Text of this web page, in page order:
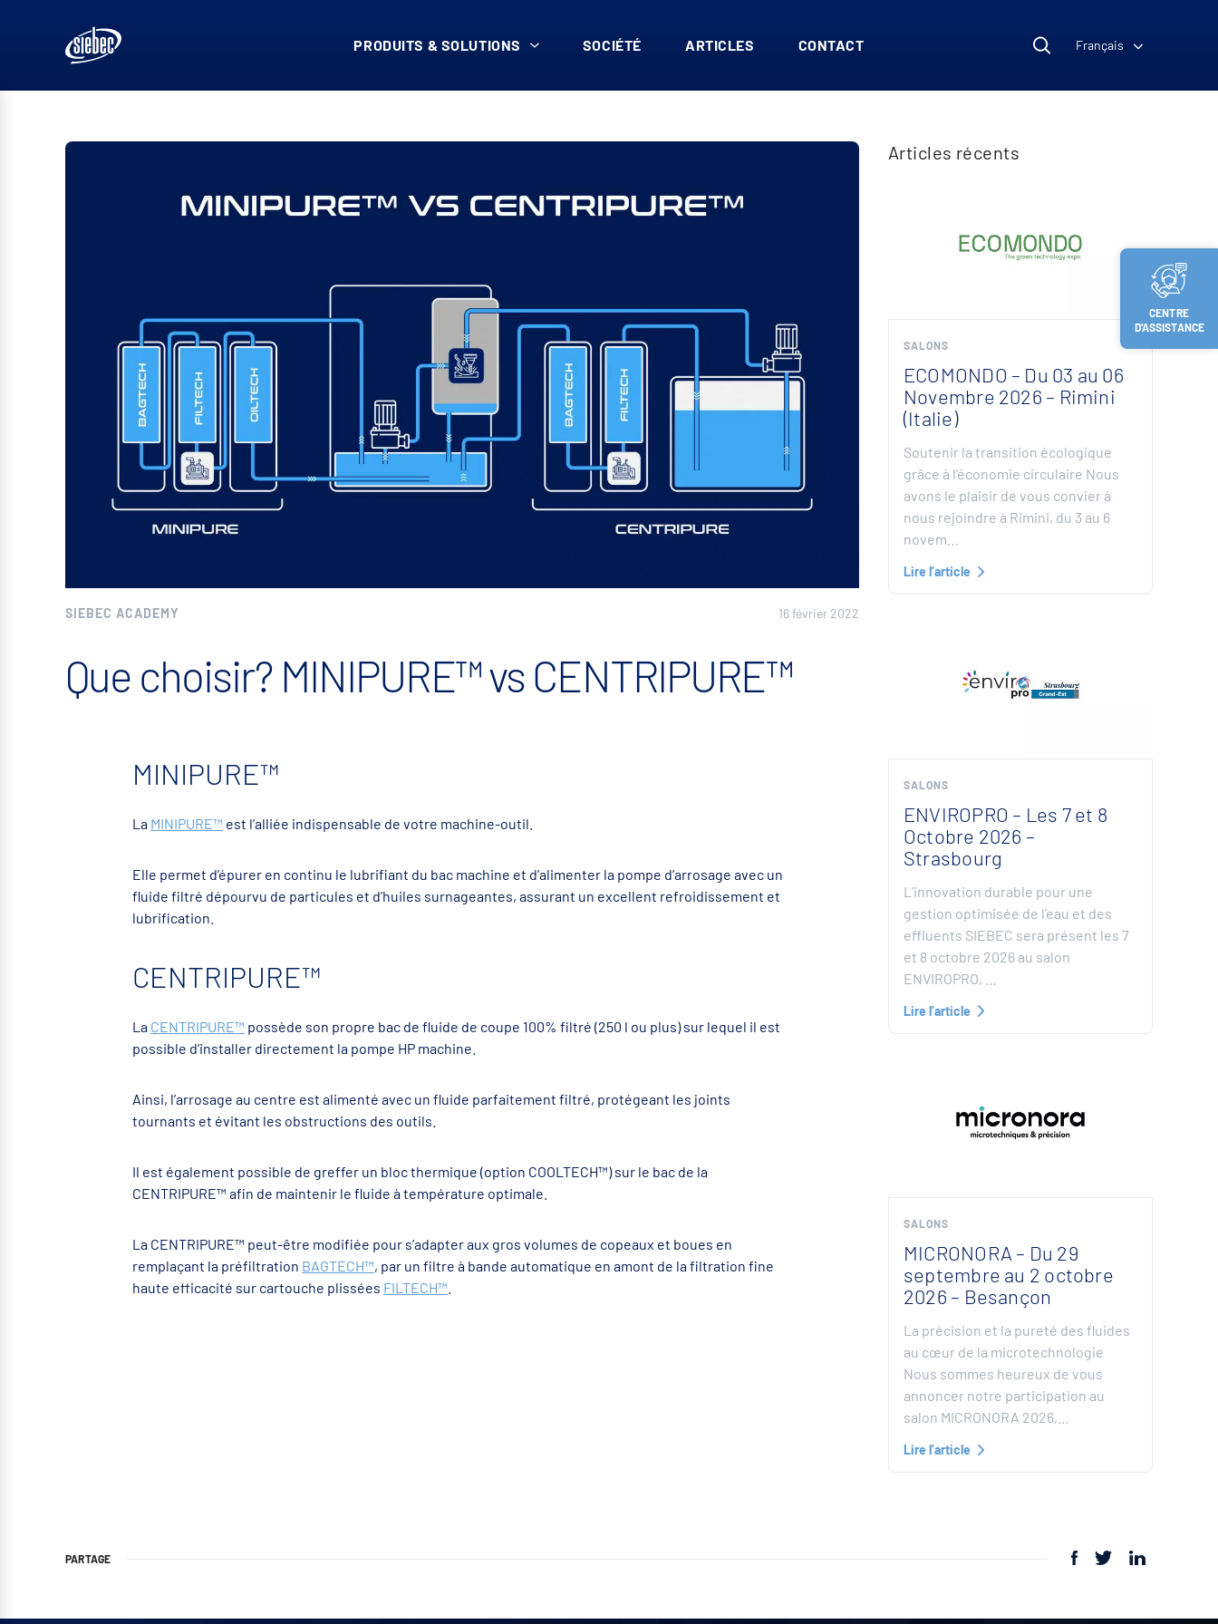
CENTRE
D’ASSISTANCE
PRODUITS & SOLUTIONS SOCIÉTÉ ARTICLES CONTACT Français
SIEBEC ACADEMY 16 février 2022
Que choisir? MINIPURE™ vs CENTRIPURE™
MINIPURE™
La MINIPURE™ est l’alliée indispensable de votre machine-outil.
Elle permet d’épurer en continu le lubrifiant du bac machine et d’alimenter la pompe d’arrosage avec un
fluide filtré dépourvu de particules et d’huiles surnageantes, assurant un excellent refroidissement et
lubrification.
CENTRIPURE™
La CENTRIPURE™ possède son propre bac de fluide de coupe 100% filtré (250 l ou plus) sur lequel il est
possible d’installer directement la pompe HP machine.
Ainsi, l’arrosage au centre est alimenté avec un fluide parfaitement filtré, protégeant les joints
tournants et évitant les obstructions des outils.
Il est également possible de greffer un bloc thermique (option COOLTECH™) sur le bac de la
CENTRIPURE™ afin de maintenir le fluide à température optimale.
La CENTRIPURE™ peut-être modifiée pour s’adapter aux gros volumes de copeaux et boues en
remplaçant la préfiltration BAGTECH™, par un filtre à bande automatique en amont de la filtration fine
haute efficacité sur cartouche plissées FILTECH™
Articles récents
SALONS
ECOMONDO – Du 03 au 06
Novembre 2026 – Rimini
(Italie)
Soutenir la transition écologique
grâce à l’économie circulaire Nous
avons le plaisir de vous convier à
nous rejoindre à Rimini, du 3 au 6
novem…
Lire l’article
SALONS
ENVIROPRO – Les 7 et 8
Octobre 2026 –
Strasbourg
L’innovation durable pour une
gestion optimisée de l’eau et des
effluents SIEBEC sera présent les 7
et 8 octobre 2026 au salon
ENVIROPRO, …
Lire l’article
SALONS
MICRONORA – Du 29
septembre au 2 octobre
2026 – Besançon
La précision et la pureté des fluides
au cœur de la microtechnologie
Nous sommes heureux de vous
annoncer notre participation au
salon MICRONORA 2026,…
Lire l’article
PARTAGE